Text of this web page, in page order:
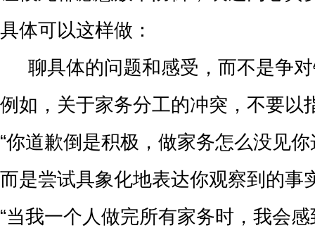
具体可以这样做：
聊具体的问题和感受，而不是争
例如，关于家务分工的冲突，不要以
“你道歉倒是积极，做家务怎么没见你
而是尝试具象化地表达你观察到的事
“当我一个人做完所有家务时，我会